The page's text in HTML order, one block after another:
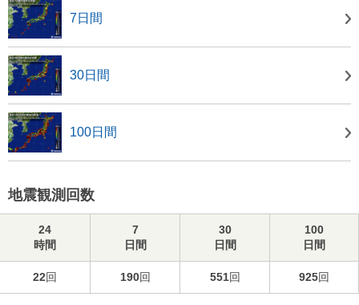
7日間
30日間
100日間
地震観測回数
24
時間
7
日間
30
日間
100
日間
22回 190回 551回 925回